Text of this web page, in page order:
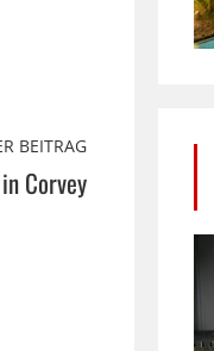
BEITRAG
Corvey